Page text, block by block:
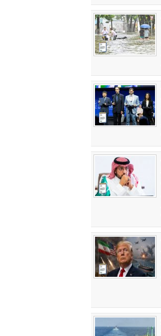
NewsIcon
NewsIcon
NewsIcon
NewsIcon